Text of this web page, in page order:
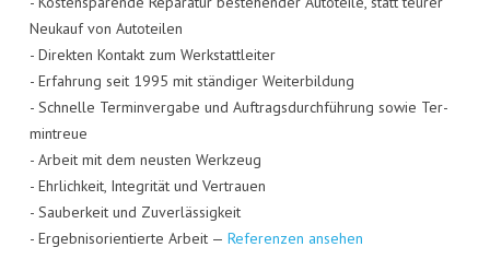
Neu­kauf von Auto­tei­len
- Direk­ten Kon­takt zum Werk­statt­lei­ter
- Erfah­rung seit 1995 mit stän­di­ger Wei­ter­bil­dung
- Schnel­le Ter­min­ver­ga­be und Auf­trags­durch­füh­rung sowie Ter­
min­treue
- Arbeit mit dem neus­ten Werk­zeug
- Ehr­lich­keit, Inte­gri­tät und Ver­trau­en
- Sau­ber­keit und Zuver­läs­sig­keit
- Ergeb­nis­ori­en­tier­te Arbeit — Refe­ren­zen ansehen